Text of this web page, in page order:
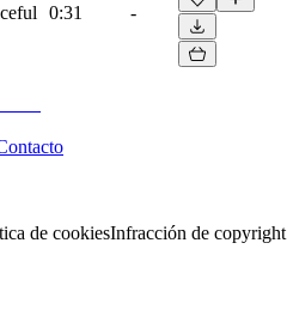
0:31 -
de cookiesInfracción de copyright